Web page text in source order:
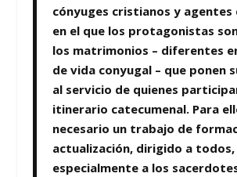
cónyuges cristianos y
en el que los protagonistas
los matrimonios – diferentes
de vida conyugal – que ponen
al servicio de quienes
itinerario catecumenal. Para
necesario un trabajo de
actualización, dirigido a
especialmente a los